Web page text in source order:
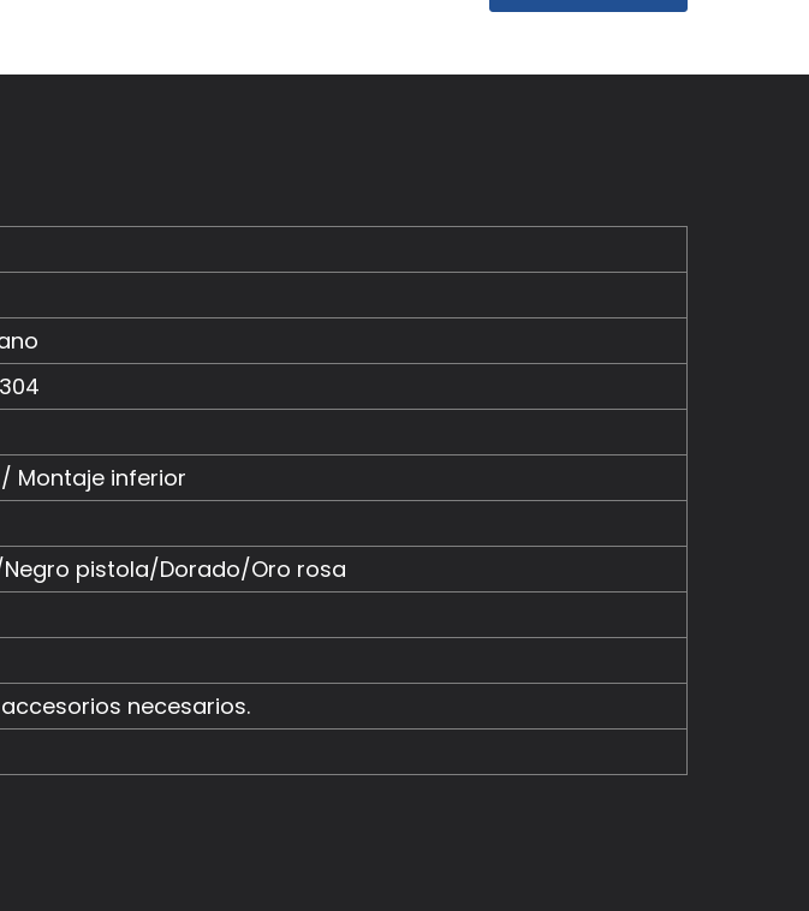
Montaje inferior
pistola/Dorado/Oro rosa
necesarios.